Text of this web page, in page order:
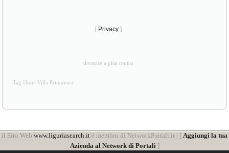
[ Privacy ]
dormire a pisa centro
Tag Hotel Villa Primavera
il Sito Web www.liguriasearch.it è membro di NetworkPortali.it | [ Aggiungi la tua
Azienda al Network di Portali]